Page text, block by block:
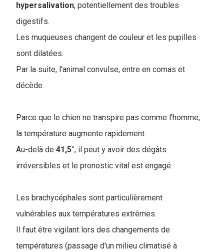
hypersalivation, potentiellement des troubles
digestifs.
Les muqueuses changent de couleur et les pupilles
sont dilatées.
Par la suite, l'animal convulse, entre en comas et
décède.
Parce que le chien ne transpire pas comme l'homme,
la température augmente rapidement.
Au-delà de 41,5°, il peut y avoir des dégâts
irréversibles et le pronostic vital est engagé.
Les brachycéphales sont particulièrement
vulnérables aux températures extrêmes.
Il faut être vigilant lors des changements de
températures (passage d'un milieu climatisé à